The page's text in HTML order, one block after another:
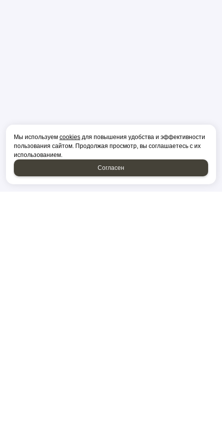
Мы используем cookies для повышения удобства и эффективности
пользования сайтом. Продолжая просмотр, вы соглашаетесь с их
использованием.
Согласен